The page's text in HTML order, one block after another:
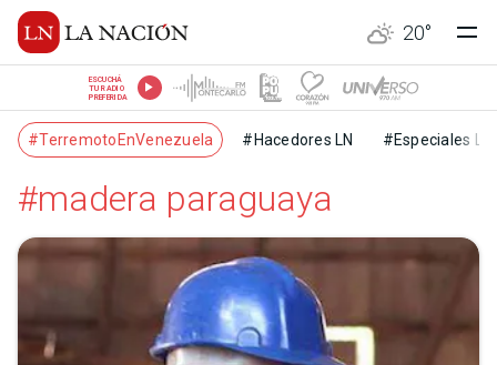
20°
ESCUCHÁ
TU RADIO
PREFERIDA
#TerremotoEnVenezuela #Hacedores LN #Especiales LN
#madera paraguaya